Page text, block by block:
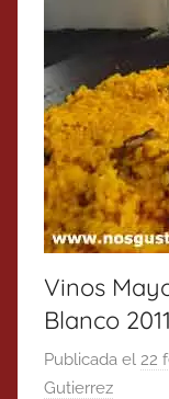
Vinos
Blanco
Publicada el 22
Gutierrez